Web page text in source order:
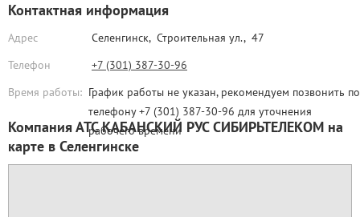
Контактная информация
Адрес Селенгинск, Строительная ул., 47
Телефон
+7 (301) 387-30-96
Время работы: График работы не указан, рекомендуем позвонить по
телефону +7 (301) 387-30-96 для уточнения
рабочего времени
Компания АТС КАБАНСКИЙ РУС СИБИРЬТЕЛЕКОМ на
карте в Селенгинске